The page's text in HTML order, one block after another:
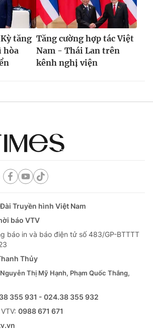
tăng
hòa
Tăng cường hợp tác Việt
Nam - Thái Lan trên
kênh nghị viện
Đài Truyền hình Việt Nam
báo VTV
báo in và báo điện tử số 483/GP-BTTTT
Thủy
Nguyễn Thị Mỹ Hạnh, Phạm Quốc Thắng,
355 931 - 024.38 355 932
0988 671 671